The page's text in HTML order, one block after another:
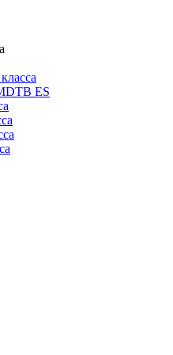
ES